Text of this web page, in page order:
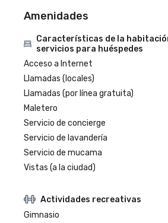
Amenidades
Características de la
servicios para huéspedes
Acceso a Internet
Llamadas (locales)
Llamadas (por línea gratuita)
Maletero
Servicio de concierge
Servicio de lavandería
Servicio de mucama
Vistas (a la ciudad)
Actividades recreativas
Gimnasio